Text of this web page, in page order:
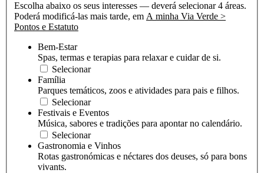
Escolha abaixo os seus interesses — deverá selecionar 4 áreas.
Poderá modificá-las mais tarde, em A minha Via Verde >
Pontos e Estatuto
Bem-Estar
Spas, termas e terapias para relaxar e cuidar de si.
Selecionar
Família
Parques temáticos, zoos e atividades para pais e filhos.
Selecionar
Festivais e Eventos
Música, sabores e tradições para apontar no calendário.
Selecionar
Gastronomia e Vinhos
Rotas gastronómicas e néctares dos deuses, só para bons
vivants.